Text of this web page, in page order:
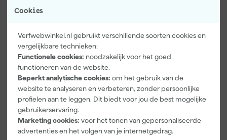
Cookies
Verfwebwinkel.nl gebruikt verschillende soorten cookies en
vergelijkbare technieken:
Functionele cookies: noodzakelijk voor het goed
functioneren van de website.
Beperkt analytische cookies: om het gebruik van de
website te analyseren en verbeteren, zonder persoonlijke
profielen aan te leggen. Dit biedt voor jou de best mogelijke
gebruikerservaring.
Marketing cookies: voor het tonen van gepersonaliseerde
advertenties en het volgen van je internetgedrag.
Paintura
Lucamax
Washi tape -
50mx24mm
Maandag
bezorgd
Farrow & Ball
F&B
Kleurenwaaie
r
Maandag
And Go
Verfemmer -
18cm Roller -
Inzetemmers
en deksel
Maandag